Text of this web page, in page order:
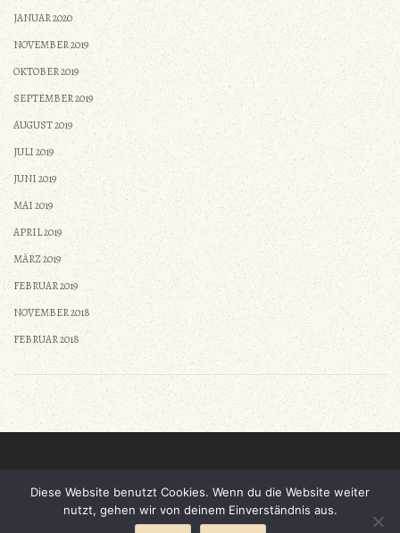
JANUAR 2020
NOVEMBER 2019
OKTOBER 2019
SEPTEMBER 2019
AUGUST 2019
JULI 2019
JUNI 2019
MAI 2019
APRIL 2019
MÄRZ 2019
FEBRUAR 2019
NOVEMBER 2018
FEBRUAR 2018
Gestaltet vonNasio Themes||Powered byWordPress
Diese Website benutzt Cookies. Wenn du die Website weiter
nutzt, gehen wir von deinem Einverständnis aus.